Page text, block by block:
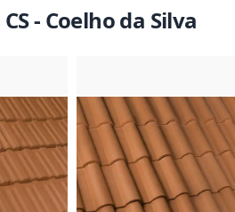
- Coelho da Silva
do Produto